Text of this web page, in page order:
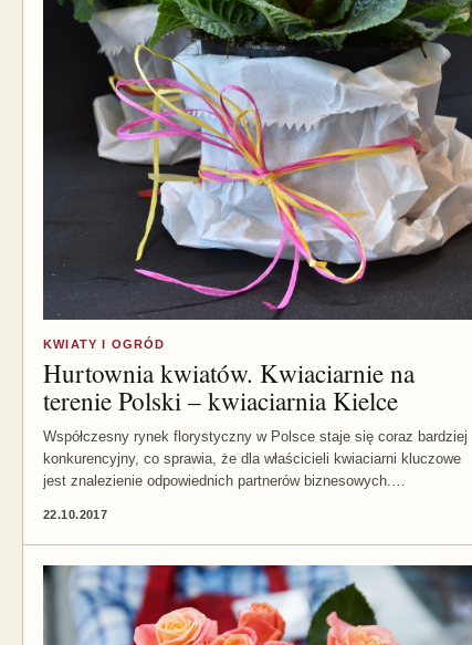
KWIATY I OGRÓD
Hurtownia kwiatów. Kwiaciarnie na
terenie Polski – kwiaciarnia Kielce
Współczesny rynek florystyczny w Polsce staje się coraz bardziej
konkurencyjny, co sprawia, że dla właścicieli kwiaciarni kluczowe
jest znalezienie odpowiednich partnerów biznesowych.…
22.10.2017